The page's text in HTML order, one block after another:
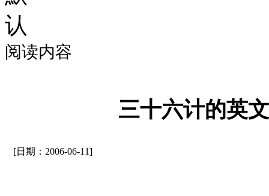
阅读内容
三十六计的英
[日期：2006-06-11]